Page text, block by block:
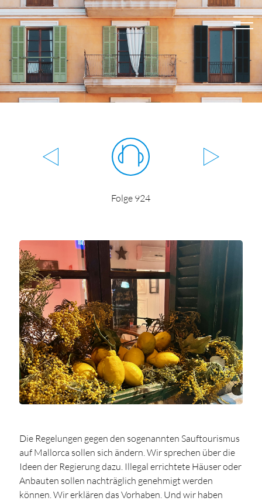
Folge 924
Die Regelungen gegen den sogenannten Sauftourismus
auf Mallorca sollen sich ändern. Wir sprechen über die
Ideen der Regierung dazu. Illegal errichtete Häuser oder
Anbauten sollen nachträglich genehmigt werden
können. Wir erklären das Vorhaben. Und wir haben